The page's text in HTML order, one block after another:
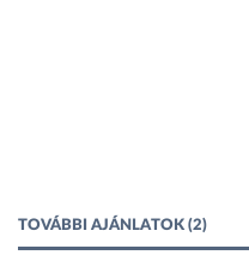
TOVÁBBI AJÁNLATOK (2)